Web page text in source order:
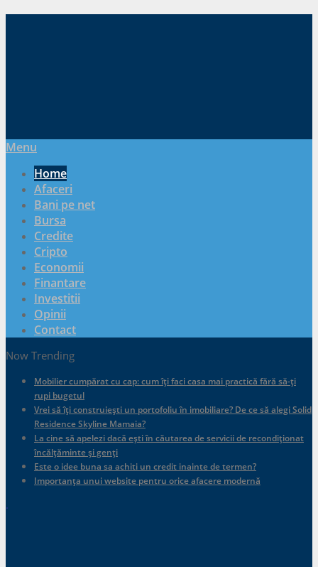
Menu
Home
Afaceri
Bani pe net
Bursa
Credite
Cripto
Economii
Finantare
Investitii
Opinii
Contact
Now Trending
Mobilier cumpărat cu cap: cum îți faci casa mai practică fără să-ți
rupi bugetul
Vrei să îți construiești un portofoliu în imobiliare? De ce să alegi Solid
Residence Skyline Mamaia?
La cine să apelezi dacă ești în căutarea de servicii de recondiționat
încălțăminte și genți
Este o idee buna sa achiti un credit inainte de termen?
Importanța unui website pentru orice afacere modernă
.